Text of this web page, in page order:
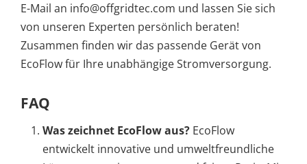
E-Mail an info@offgridtec.com und lassen Sie sich
von unseren Experten persönlich beraten!
Zusammen finden wir das passende Gerät von
EcoFlow für Ihre unabhängige Stromversorgung.
FAQ
Was zeichnet EcoFlow aus? EcoFlow
entwickelt innovative und umweltfreundliche